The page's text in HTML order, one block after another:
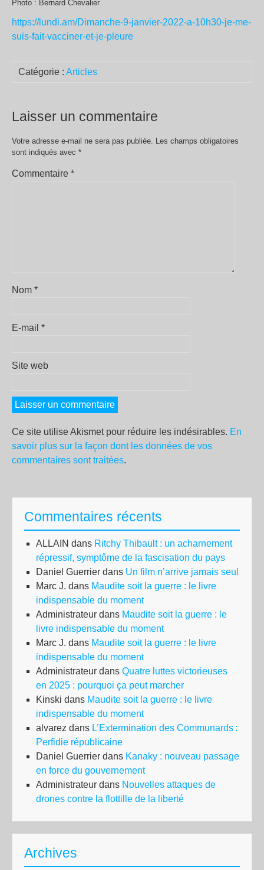
Photo : Bernard Chevalier
https://lundi.am/Dimanche-9-janvier-2022-a-10h30-je-me-
suis-fait-vacciner-et-je-pleure
Catégorie : Articles
Laisser un commentaire
Votre adresse e-mail ne sera pas publiée. Les champs obligatoires
sont indiqués avec *
Commentaire *
Nom *
E-mail *
Site web
Ce site utilise Akismet pour réduire les indésirables. En
savoir plus sur la façon dont les données de vos
commentaires sont traitées.
Commentaires récents
ALLAIN dans Ritchy Thibault : un acharnement
répressif, symptôme de la fascisation du pays
Daniel Guerrier dans Un film n’arrive jamais seul
Marc J. dans Maudite soit la guerre : le livre
indispensable du moment
Administrateur dans Maudite soit la guerre : le
livre indispensable du moment
Marc J. dans Maudite soit la guerre : le livre
indispensable du moment
Administrateur dans Quatre luttes victorieuses
en 2025 : pourquoi ça peut marcher
Kinski dans Maudite soit la guerre : le livre
indispensable du moment
alvarez dans L’Extermination des Communards :
Perfidie républicaine
Daniel Guerrier dans Kanaky : nouveau passage
en force du gouvernement
Administrateur dans Nouvelles attaques de
drones contre la flottille de la liberté
Archives